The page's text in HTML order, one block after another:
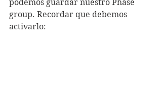
podemos guardar nuestro Phase
group. Recordar que debemos
activarlo: